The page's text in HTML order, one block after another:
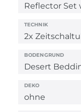
TECHNIK
BODENGRUND
DEKO